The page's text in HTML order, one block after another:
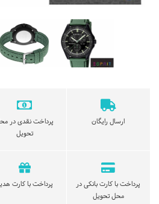
ارسال رایگان
پرداخت نقدی در
تحویل
پرداخت با کارت بانکی در
محل تحویل
پرداخت با کارت